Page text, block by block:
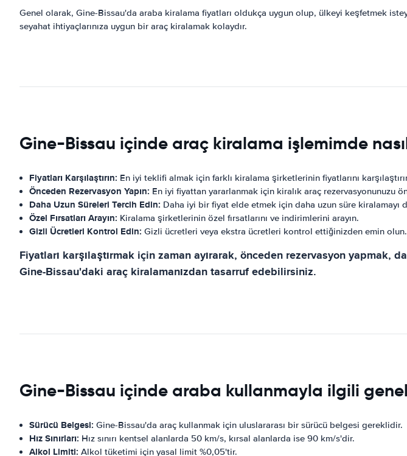
Genel olarak, Gine-Bissau'da araba kiralama fiyatları oldukça uygun olup, ülkeyi keşfetmek
seyahat ihtiyaçlarınıza uygun bir araç kiralamak kolaydır.
Gine-Bissau içinde araç kiralama işlemimde
Fiyatları Karşılaştırın: En iyi teklifi almak için farklı kiralama şirketlerinin fiyatlarını
Önceden Rezervasyon Yapın: En iyi fiyattan yararlanmak için kiralık araç rezervasyonunuzu
Daha Uzun Süreleri Tercih Edin: Daha iyi bir fiyat elde etmek için daha uzun süre kiralamayı
Özel Fırsatları Arayın: Kiralama şirketlerinin özel fırsatlarını ve indirimlerini arayın.
Gizli Ücretleri Kontrol Edin: Gizli ücretleri veya ekstra ücretleri kontrol ettiğinizden emin olun.
Fiyatları karşılaştırmak için zaman ayırarak, önceden rezervasyon
Gine-Bissau'daki araç kiralamanızdan tasarruf edebilirsiniz.
Gine-Bissau içinde araba kullanmayla ilgili
Sürücü Belgesi: Gine-Bissau'da araç kullanmak için uluslararası bir sürücü belgesi gereklidir.
Hız Sınırları: Hız sınırı kentsel alanlarda 50 km/s, kırsal alanlarda ise 90 km/s'dir.
Alkol Limiti: Alkol tüketimi için yasal limit %0,05'tir.